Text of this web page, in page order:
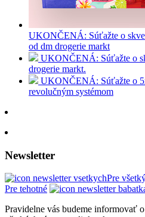
UKONČENÁ: Súťažte o
od dm drogerie markt
UKONČENÁ: Súťažte o
drogerie markt.
UKONČENÁ: Súťažte o
revolučným systémom
Newsletter
Pre
Pre tehotné
Pravidelne vás budeme informovať